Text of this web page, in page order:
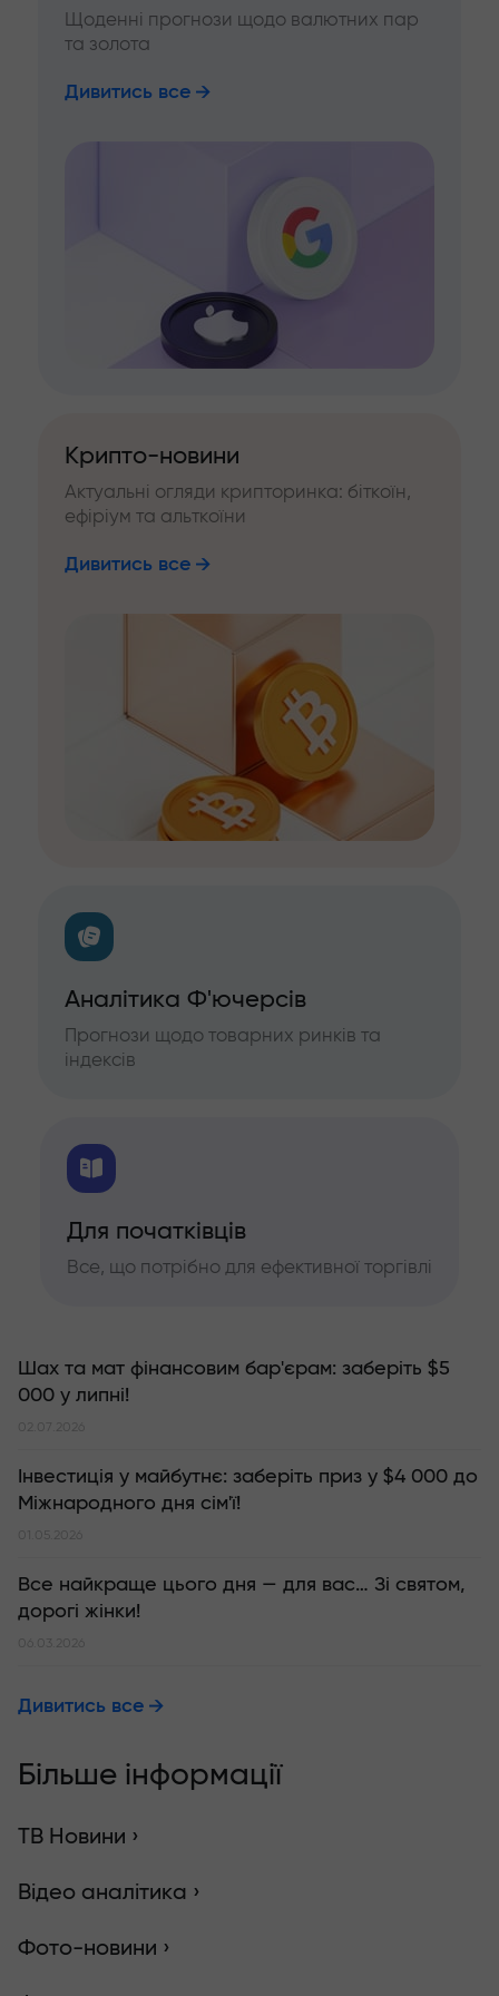
Щоденні прогнози щодо валютних пар
та золота
Дивитись все
Крипто-новини
Актуальні огляди крипторинка: біткоїн,
ефіріум та альткоїни
Дивитись все
Аналітика Ф'ючерсів
Прогнози щодо товарних ринків та
індексів
Для початківців
Все, що потрібно для ефективної торгівлі
Шах та мат фінансовим бар'єрам: заберіть $5
000 у липні!
02.07.2026
Інвестиція у майбутнє: заберіть приз у $4 000 до
Міжнародного дня сім'ї!
01.05.2026
Все найкраще цього дня — для вас… Зі святом,
дорогі жінки!
06.03.2026
Дивитись все
Більше інформації
ТВ Новини ›
Відео аналітика ›
Фото-новини ›